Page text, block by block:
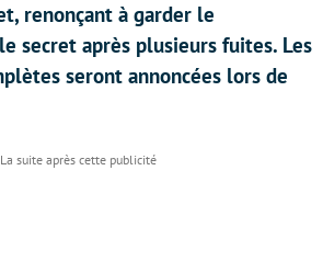
renonçant à garder le
secret après plusieurs fuites. Les
seront annoncées lors de